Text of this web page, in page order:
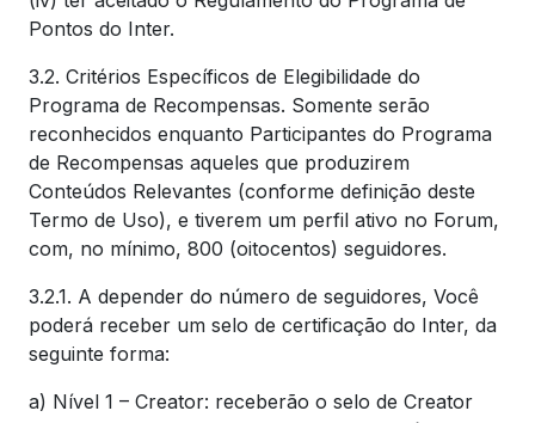
Pontos do Inter.
3.2. Critérios Específicos de Elegibilidade do
Programa de Recompensas. Somente serão
reconhecidos enquanto Participantes do Programa
de Recompensas aqueles que produzirem
Conteúdos Relevantes (conforme definição deste
Termo de Uso), e tiverem um perfil ativo no Forum,
com, no mínimo, 800 (oitocentos) seguidores.
3.2.1. A depender do número de seguidores, Você
poderá receber um selo de certificação do Inter, da
seguinte forma:
a) Nível 1 – Creator: receberão o selo de Creator